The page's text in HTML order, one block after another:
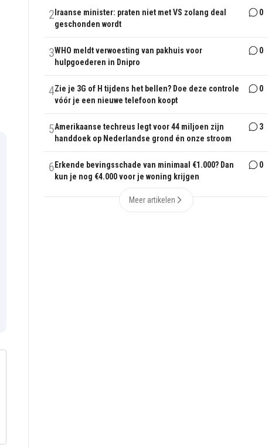
2 Iraanse minister: praten niet met VS zolang deal
geschonden wordt
0
3WHO meldt verwoesting van pakhuis voor
hulpgoederen in Dnipro
0
4Zie je 3G of H tijdens het bellen? Doe deze controle
vóór je een nieuwe telefoon koopt
0
5Amerikaanse techreus legt voor 44 miljoen zijn
handdoek op Nederlandse grond én onze stroom
3
6 Erkende bevingsschade van minimaal €1.000? Dan
kun je nog €4.000 voor je woning krijgen
0
Meer artikelen